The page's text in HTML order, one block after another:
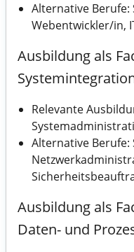
Alternative
Webentwickler/in,
Ausbildung als
Relevante
Alternative
Ausbildung als
Daten- und